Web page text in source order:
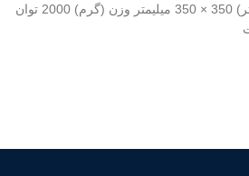
ویژگی های فنی ابعاد (میلی متر) 350 × 350 میلیمتر وزن (گرم) 2000 توان